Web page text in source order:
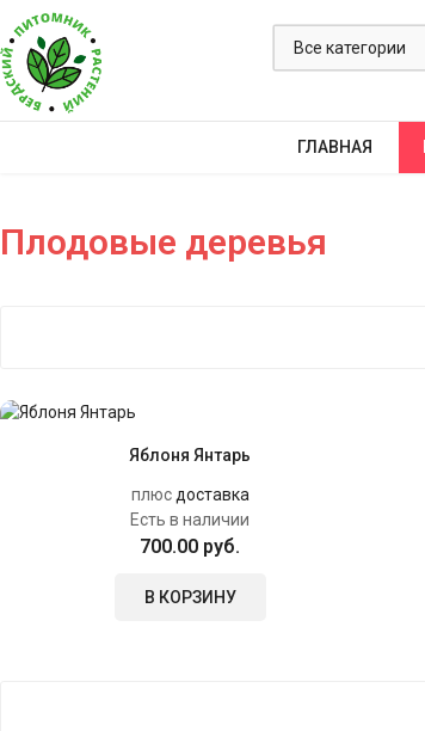
ГЛАВНАЯ
Плодовые деревья
Яблоня Янтарь
плюс доставка
Есть в наличии
700.00 руб.
В КОРЗИНУ